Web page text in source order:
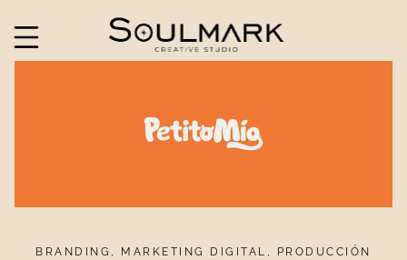
BRANDING, MARKETING DIGITAL, PRODUCCIÓN